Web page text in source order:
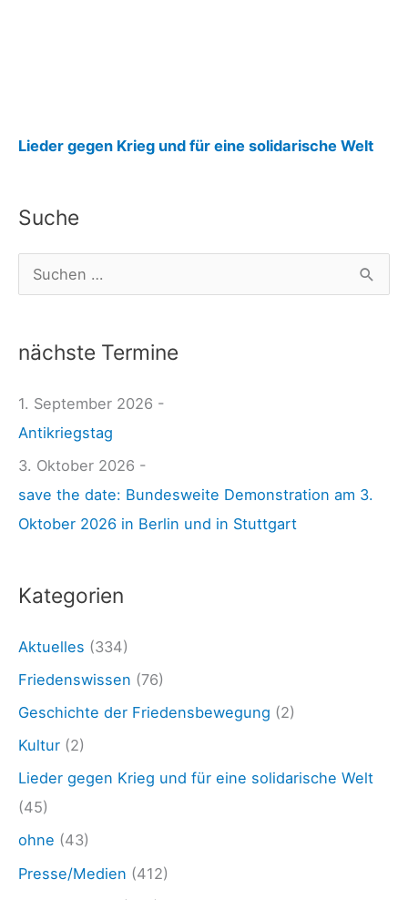
Lieder gegen Krieg und für eine solidarische Welt:
d
3
Suche
u
h
n
n
a
c
h
nächste Termine
1. September 2026 -
Antikriegstag
3. Oktober 2026 -
save the date: Bundesweite Demonstration am 3.
Oktober 2026 in Berlin und in Stuttgart
Kategorien
Aktuelles (334)
Friedenswissen (76)
Geschichte der Friedensbewegung (2)
Kultur (2)
Lieder gegen Krieg und für eine solidarische Welt
(45)
ohne (43)
Presse/Medien (412)